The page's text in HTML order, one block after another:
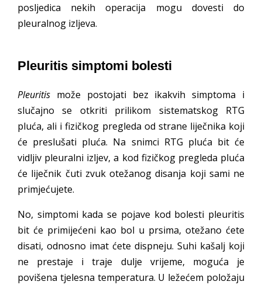
posljedica nekih operacija mogu dovesti do
pleuralnog izljeva.
Pleuritis simptomi bolesti
Pleuritis može postojati bez ikakvih simptoma i
slučajno se otkriti prilikom sistematskog RTG
pluća, ali i fizičkog pregleda od strane liječnika koji
će preslušati pluća. Na snimci RTG pluća bit će
vidljiv pleuralni izljev, a kod fizičkog pregleda pluća
će liječnik čuti zvuk otežanog disanja koji sami ne
primjećujete.
No, simptomi kada se pojave kod bolesti pleuritis
bit će primijećeni kao bol u prsima, otežano ćete
disati, odnosno imat ćete dispneju. Suhi kašalj koji
ne prestaje i traje dulje vrijeme, moguća je
povišena tjelesna temperatura. U ležećem položaju